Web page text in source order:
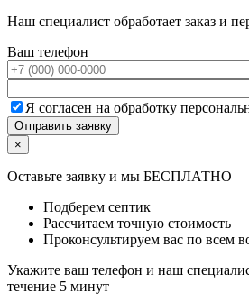
Наш специалист обработает заказ и
Ваш телефон
Я согласен на обработку
×
Оставьте заявку и мы БЕСПЛАТНО
Подберем септик
Рассчитаем точную стоимость
Проконсультируем вас по всем
Укажите ваш телефон и наш
течение 5 минут